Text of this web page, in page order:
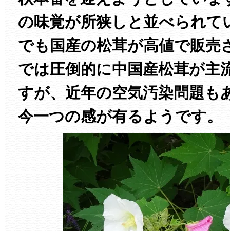
の味覚が所狭しと並べられて
でも国産の松茸が高値で販売
では圧倒的に中国産松茸が主
すが、近年の空気汚染問題も
今一つの感が有るようです。